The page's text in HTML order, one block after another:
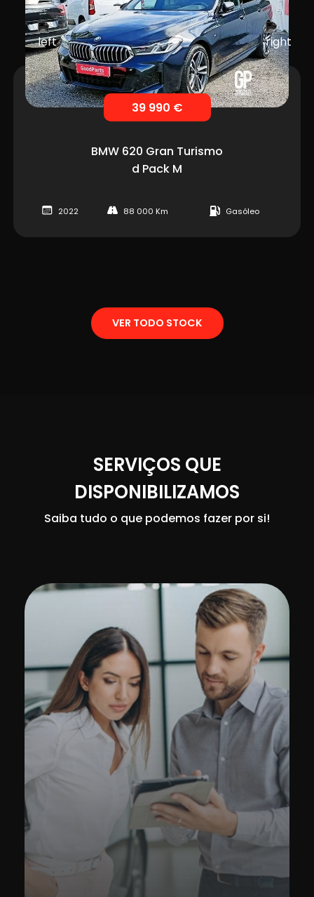
39 990 €
BMW 620 Gran Turismo
d Pack M
2022 88 000 Km Gasóleo
VER TODO STOCK
SERVIÇOS QUE
DISPONIBILIZAMOS
Saiba tudo o que podemos fazer por si!